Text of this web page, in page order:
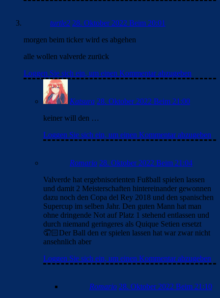
turtle2 28. Oktober 2022 Beim 20:01
morgen beim ticker wird es abgehen
alle wollen valverde zurück
Loggen Sie sich ein, um einen Kommentar abzugeben
Katsura 28. Oktober 2022 Beim 21:00
keiner will den …
Loggen Sie sich ein, um einen Kommentar abzugeben
Romario 28. Oktober 2022 Beim 21:04
Valverde hat ergebnisorienten Fußball spielen lassen
und damit 2 Meisterschaften hintereinander gewonnen
dazu noch den Copa del Rey 2018 und den spanischen
Supercup im selben Jahr. Den guten Mann hat man
ohne dringende Not auf Platz 1 stehend entlassen und
durch niemand geringeres als Quique Setien ersetzt
🤦🏻Der Ball den er spielen lassen hat war zwar nicht
ansehnlich aber
Loggen Sie sich ein, um einen Kommentar abzugeben
Romario 28. Oktober 2022 Beim 21:10